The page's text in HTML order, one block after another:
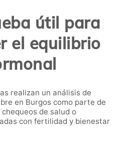
útil para
el equilibrio
realizan un análisis de
en Burgos como parte de
de salud o
con fertilidad y bienestar